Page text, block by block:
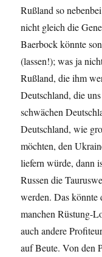
Rußland so
nicht gleich die
Baerbock könnte
(lassen!); was ja
Rußland, die ihm
Deutschland, die
schwächen
Deutschland, wie
möchten, den
liefern würde, dann
Russen die
werden. Das könnte
manchen Rüstung-
auch andere
auf Beute. Von den